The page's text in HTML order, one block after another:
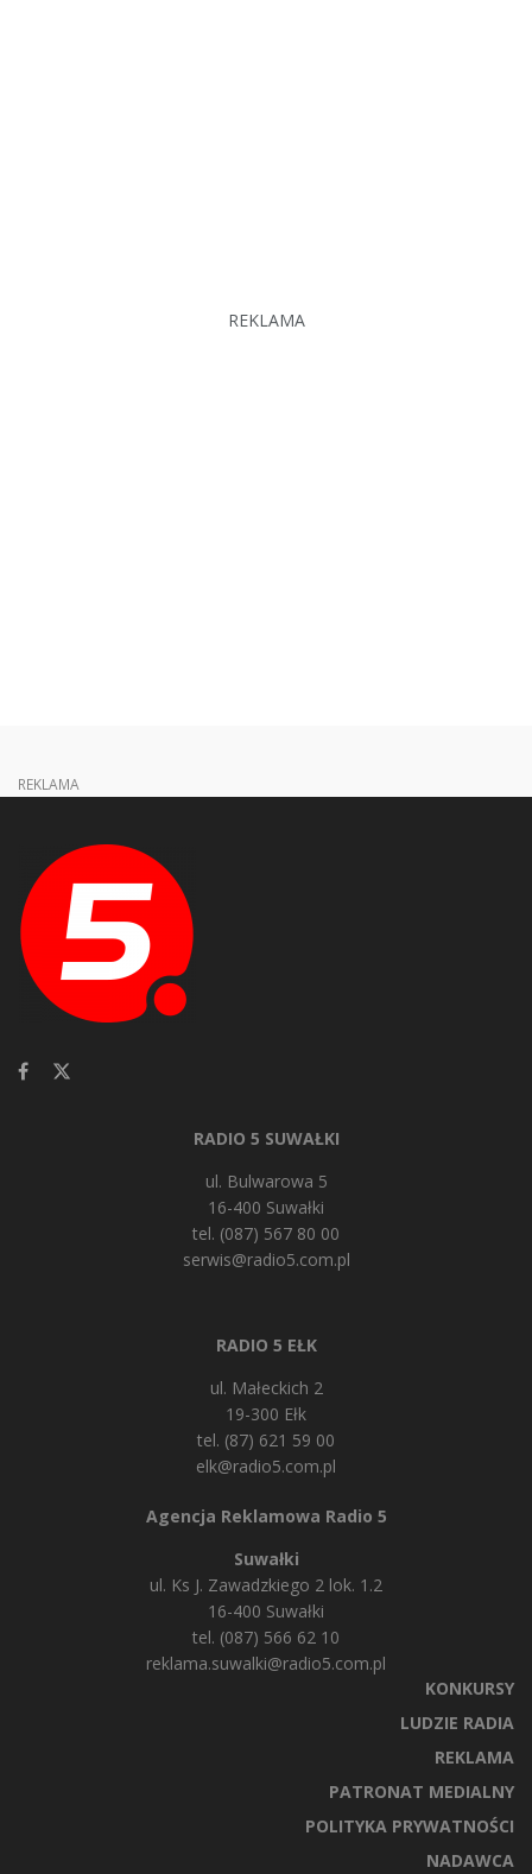
REKLAMA
REKLAMA
RADIO 5 SUWAŁKI
ul. Bulwarowa 5
16-400 Suwałki
tel. (087) 567 80 00
serwis@radio5.com.pl
RADIO 5 EŁK
ul. Małeckich 2
19-300 Ełk
tel. (87) 621 59 00
elk@radio5.com.pl
Agencja Reklamowa Radio 5
Suwałki
ul. Ks J. Zawadzkiego 2 lok. 1.2
16-400 Suwałki
tel. (087) 566 62 10
reklama.suwalki@radio5.com.pl
KONKURSY
LUDZIE RADIA
REKLAMA
PATRONAT MEDIALNY
POLITYKA PRYWATNOŚCI
NADAWCA